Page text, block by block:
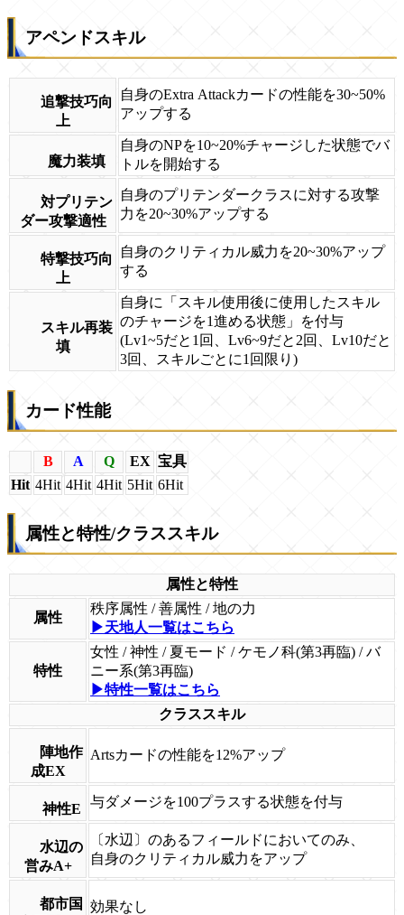
アペンドスキル
追撃技巧向
上
自身のExtra Attackカードの性能を30~50%
アップする
魔力装填
自身のNPを10~20%チャージした状態でバ
トルを開始する
対プリテン
ダー攻撃適性
自身のプリテンダークラスに対する攻撃
力を20~30%アップする
特撃技巧向
上
自身のクリティカル威力を20~30%アップ
する
スキル再装
填
自身に「スキル使用後に使用したスキル
のチャージを1進める状態」を付与
(Lv1~5だと1回、Lv6~9だと2回、Lv10だと
3回、スキルごとに1回限り)
カード性能
B A Q EX 宝具
Hit 4Hit 4Hit 4Hit 5Hit 6Hit
属性と特性/クラススキル
属性と特性
属性
秩序属性 / 善属性 / 地の力
▶天地人一覧はこちら
特性
女性 / 神性 / 夏モード / ケモノ科(第3再臨) / バ
ニー系(第3再臨)
▶特性一覧はこちら
クラススキル
陣地作
成EX
Artsカードの性能を12%アップ
神性E 与ダメージを100プラスする状態を付与
水辺の
営みA+
〔水辺〕のあるフィールドにおいてのみ、
自身のクリティカル威力をアップ
都市国 効果なし